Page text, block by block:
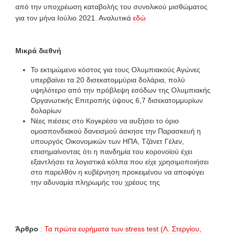
από την υποχρέωση καταβολής του συνολικού μισθώματος
για τον μήνα Ιούλιο 2021. Αναλυτικά εδώ
Μικρά διεθνή
Το εκτιμώμενο κόστος για τους Ολυμπιακούς Αγώνες
υπερβαίνει τα 20 δισεκατομμύρια δολάρια, πολύ
υψηλότερο από την πρόβλεψη εσόδων της Ολυμπιακής
Οργανωτικής Επιτροπής ύψους 6,7 δισεκατομμυρίων
δολαρίων
Νέες πιέσεις στο Κογκρέσο να αυξήσει το όριο
ομοσπονδιακού δανεισμού άσκησε την Παρασκευή η
υπουργός Οικονομικών των ΗΠΑ, Τζάνετ Γέλεν,
επισημαίνοντας ότι η πανδημία του κορονοϊού έχει
εξαντλήσει τα λογιστικά κόλπα που είχε χρησιμοποιήσει
στο παρελθόν η κυβέρνηση προκειμένου να αποφύγει
την αδυναμία πληρωμής του χρέους της
Άρθρο : Τα πρώτα ευρήματα των stress test (Λ. Στεργίου,